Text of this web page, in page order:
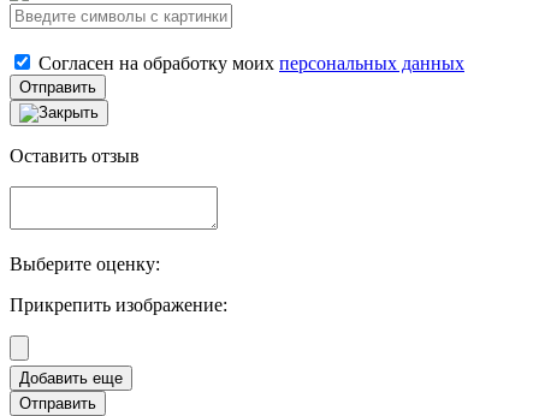
Согласен на обработку моих персональных данных
Отправить
Оставить отзыв
Выберите оценку:
Прикрепить изображение:
Отправить